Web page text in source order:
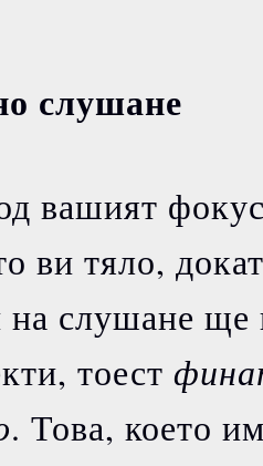
слушане
вашият
ви тяло,
на слушане ще
тоест
. Това, което